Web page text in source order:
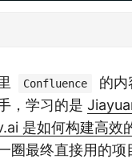
Confluence
的内
，学习的是
是如何构建高效
圈最终直接用的项